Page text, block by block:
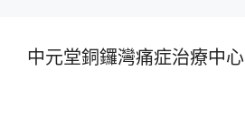
中元堂銅鑼灣痛症治療中心